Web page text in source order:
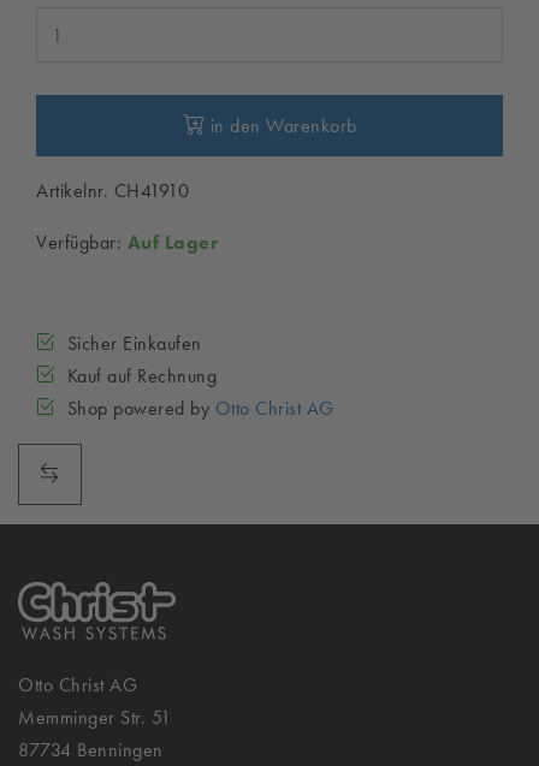
in den Warenkorb
Artikelnr. CH41910
Verfügbar: Auf Lager
Sicher Einkaufen
Kauf auf Rechnung
Shop powered by Otto Christ AG
Otto Christ AG
Memminger Str. 51
87734 Benningen